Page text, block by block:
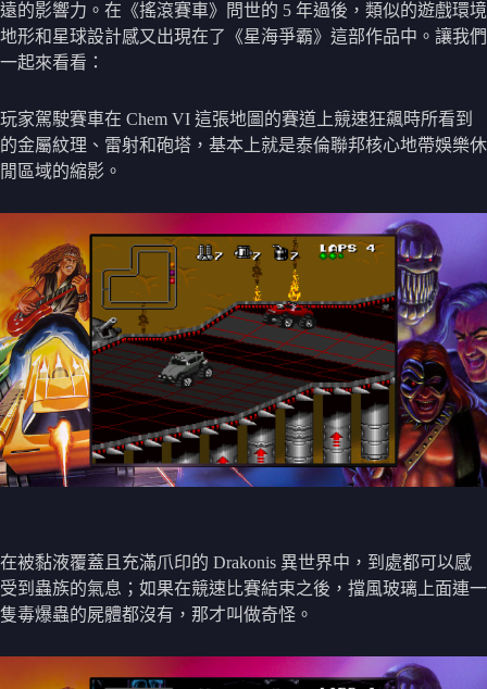
遠的影響力。在《搖滾賽車》問世的 5 年過後，類似的遊戲環境
地形和星球設計感又出現在了《星海爭霸》這部作品中。讓我們
一起來看看：
玩家駕駛賽車在 Chem VI 這張地圖的賽道上競速狂飆時所看到
的金屬紋理、雷射和砲塔，基本上就是泰倫聯邦核心地帶娛樂休
閒區域的縮影。
在被黏液覆蓋且充滿爪印的 Drakonis 異世界中，到處都可以感
受到蟲族的氣息；如果在競速比賽結束之後，擋風玻璃上面連一
隻毒爆蟲的屍體都沒有，那才叫做奇怪。